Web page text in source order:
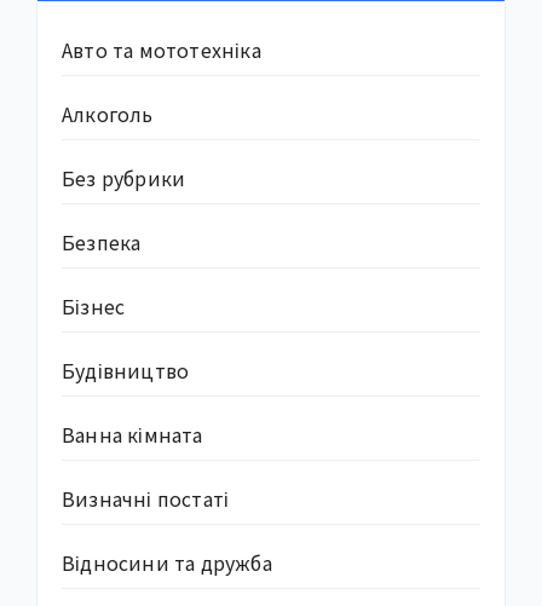
Авто та мототехніка
Алкоголь
Без рубрики
Безпека
Бізнес
Будівництво
Ванна кімната
Визначні постаті
Відносини та дружба